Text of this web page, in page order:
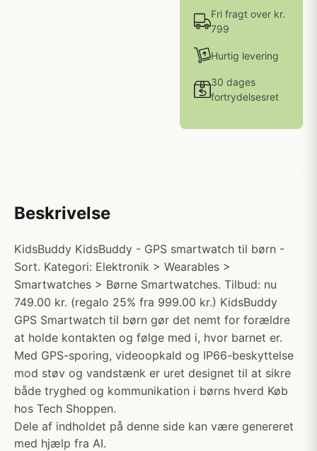
Fri fragt over kr.
799
Hurtig levering
30 dages
fortrydelsesret
Beskrivelse
KidsBuddy KidsBuddy - GPS smartwatch til børn -
Sort. Kategori: Elektronik > Wearables >
Smartwatches > Børne Smartwatches. Tilbud: nu
749.00 kr. (regalo 25% fra 999.00 kr.) KidsBuddy
GPS Smartwatch til børn gør det nemt for forældre
at holde kontakten og følge med i, hvor barnet er.
Med GPS-sporing, videoopkald og IP66-beskyttelse
mod støv og vandstænk er uret designet til at sikre
både tryghed og kommunikation i børns hverd Køb
hos Tech Shoppen.
Dele af indholdet på denne side kan være genereret
med hjælp fra AI.